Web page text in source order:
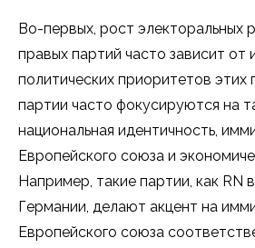
Во-первых, рост электоральных
правых партий часто зависит от
политических приоритетов этих
партии часто фокусируются на
национальная идентичность,
Европейского союза и
Например, такие партии, как RN
Германии, делают акцент на
Европейского союза